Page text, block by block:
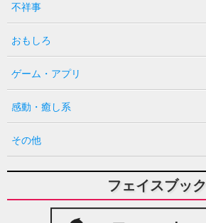
不祥事
おもしろ
ゲーム・アプリ
感動・癒し系
その他
フェイスブック